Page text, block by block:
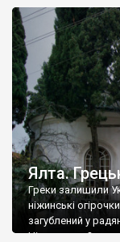
Ялта.
Греки залишили
ніжинські
загублений у
Ніжин греки?